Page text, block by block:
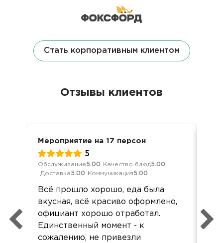
Стать корпоративным клиентом
Отзывы клиентов
Мероприятие на 17 персон
5
Обслуживание5.00 Качество блюд5.00
Доставка5.00 Коммуникация5.00
Всё прошло хорошо, еда была
вкусная, всё красиво оформлено,
официант хорошо отработал.
Единственный момент - к
сожалению, не привезли